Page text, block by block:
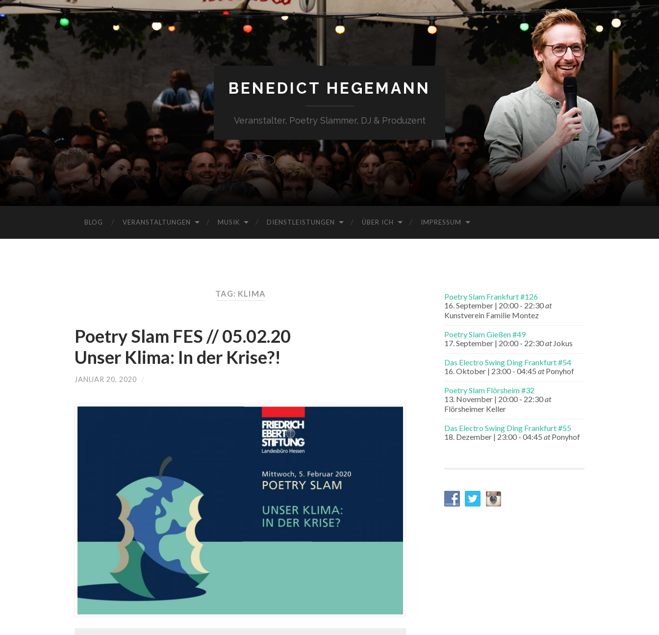
BENEDICT HEGEMANN
Veranstalter, Poetry Slammer, DJ & Produzent
BLOG VERANSTALTUNGEN MUSIK DIENSTLEISTUNGEN ÜBER ICH IMPRESSUM
TAG: KLIMA
Poetry Slam FES // 05.02.20
Unser Klima: In der Krise?!
JANUAR 20, 2020 /
Poetry Slam Frankfurt #126
16. September | 20:00 - 22:30at
Kunstverein Familie Montez
Poetry Slam Gießen #49
17. September | 20:00 - 22:30at Jokus
Das Electro Swing Ding Frankfurt #54
16. Oktober | 23:00 - 04:45 atPonyhof
Poetry Slam Flörsheim #32
13. November | 20:00 - 22:30at
Flörsheimer Keller
Das Electro Swing Ding Frankfurt #55
18. Dezember | 23:00 - 04:45 atPonyhof